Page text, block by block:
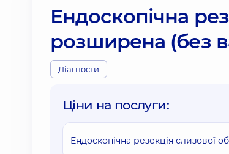
Ендоскопічна
розширена (без
Діагности
Ціни на послуги:
Ендоскопічна резекція слизової